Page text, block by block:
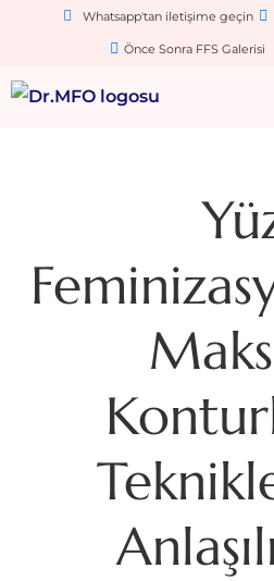
Whatsapp'tan iletişime geçin
Önce Sonra FFS Galerisi